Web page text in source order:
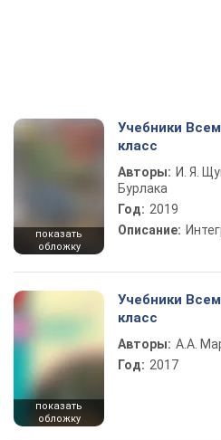
показать
обложку
Учебники
класс
Авторы: И. Я.
Бурлака
Год: 2019
Описание:
показать
обложку
Учебники
класс
Авторы: А.А.
Год: 2017